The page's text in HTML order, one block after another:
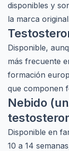
disponibles y
la marca
Disponible,
más frecuente
formación
que componen
Nebido
Disponible en
10 a 14